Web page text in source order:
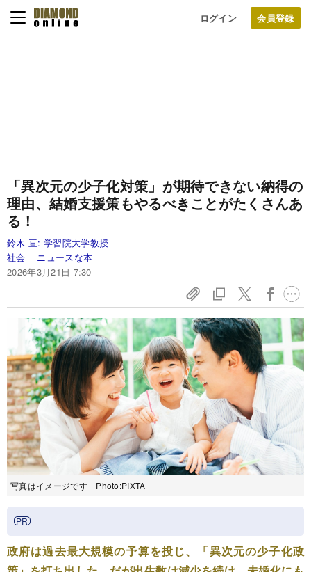
ログイン
「異次元の少子化対策」が期待できない納得の
理由、結婚支援策もやるべきことがたくさんあ
る！
鈴木 亘: 学習院大学教授
社会
ニュースな本
2026年3月21日 7:30
写真はイメージです Photo:PIXTA
政府は過去最大規模の予算を投じ、「異次元の少子化政